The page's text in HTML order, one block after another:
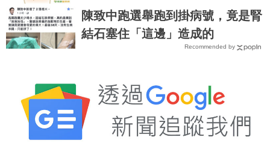
｜每日健康Health
陳致中跑選舉跑到掛病號，竟是腎
結石塞住「這邊」造成的
Recommended by